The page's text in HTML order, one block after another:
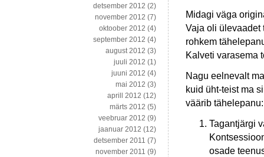
Midagi väga
Vaja oli ülevaadet
rohkem
Kalveti varasema
Nagu eelnevalt
kuid üht-teist ma
väärib tähelepanu:
Tagantjärgi
osade
detsember 2012 (2)
november 2012 (7)
oktoober 2012 (4)
september 2012 (4)
august 2012 (3)
juuli 2012 (1)
juuni 2012 (4)
mai 2012 (3)
aprill 2012 (12)
märts 2012 (5)
veebruar 2012 (9)
jaanuar 2012 (12)
detsember 2011 (7)
november 2011 (9)